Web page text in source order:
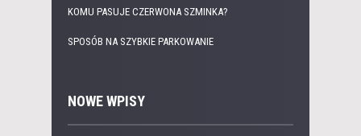
KOMU PASUJE CZERWONA SZMINKA?
SPOSÓB NA SZYBKIE PARKOWANIE
NOWE WPISY